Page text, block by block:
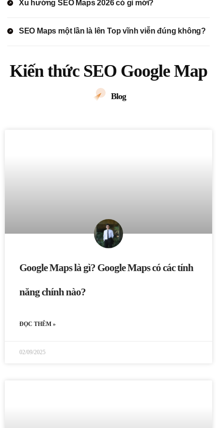
Xu hướng SEO Maps 2026 có gì mới?
SEO Maps một lần là lên Top vĩnh viễn đúng không?
Kiến thức SEO Google Map
Blog
Google Maps là gì? Google Maps có các tính
năng chính nào?
ĐỌC THÊM »
02/09/2025